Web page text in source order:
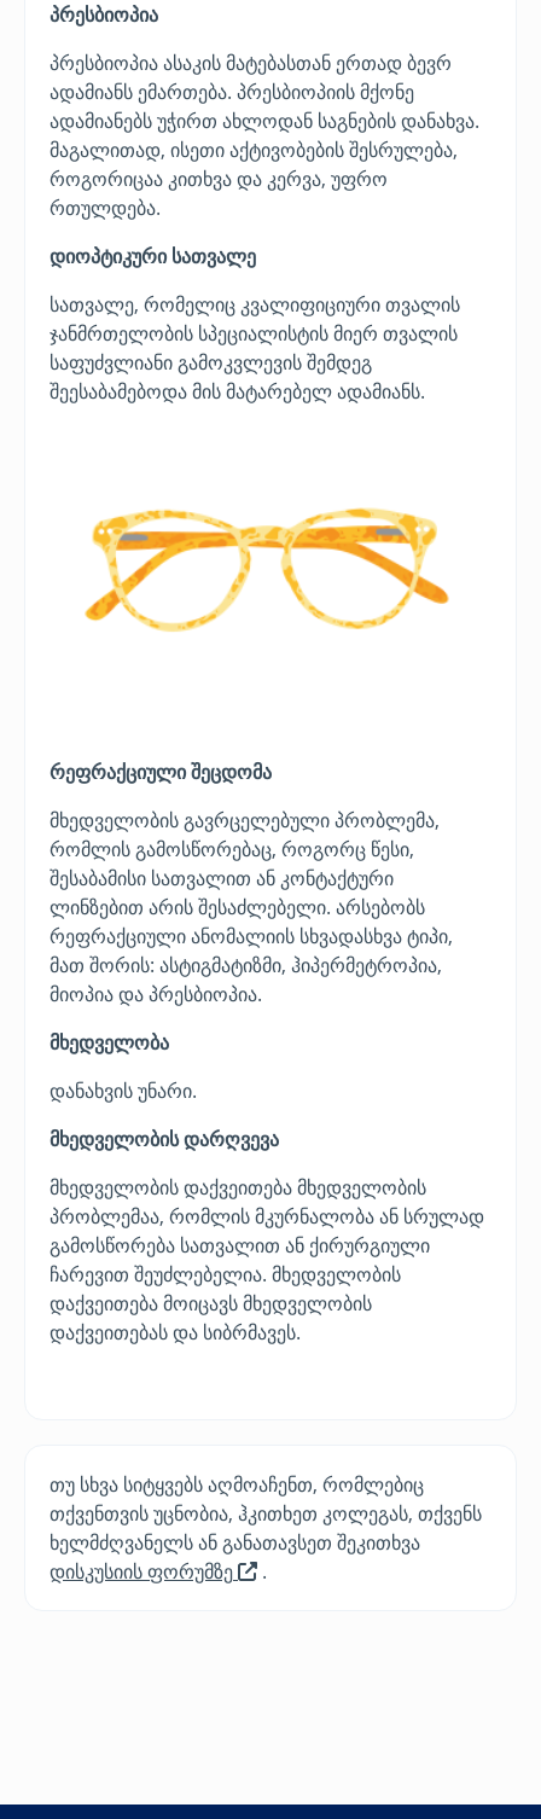
პრესბიოპია
პრესბიოპია ასაკის მატებასთან ერთად ბევრ
ადამიანს ემართება. პრესბიოპიის მქონე
ადამიანებს უჭირთ ახლოდან საგნების დანახვა.
მაგალითად, ისეთი აქტივობების შესრულება,
როგორიცაა კითხვა და კერვა, უფრო
რთულდება.
დიოპტიკური სათვალე
სათვალე, რომელიც კვალიფიციური თვალის
ჯანმრთელობის სპეციალისტის მიერ თვალის
საფუძვლიანი გამოკვლევის შემდეგ
შეესაბამებოდა მის მატარებელ ადამიანს.
რეფრაქციული შეცდომა
მხედველობის გავრცელებული პრობლემა,
რომლის გამოსწორებაც, როგორც წესი,
შესაბამისი სათვალით ან კონტაქტური
ლინზებით არის შესაძლებელი. არსებობს
რეფრაქციული ანომალიის სხვადასხვა ტიპი,
მათ შორის: ასტიგმატიზმი, ჰიპერმეტროპია,
მიოპია და პრესბიოპია.
მხედველობა
დანახვის უნარი.
მხედველობის დარღვევა
მხედველობის დაქვეითება მხედველობის
პრობლემაა, რომლის მკურნალობა ან სრულად
გამოსწორება სათვალით ან ქირურგიული
ჩარევით შეუძლებელია. მხედველობის
დაქვეითება მოიცავს მხედველობის
დაქვეითებას და სიბრმავეს.
თუ სხვა სიტყვებს აღმოაჩენთ, რომლებიც
თქვენთვის უცნობია, ჰკითხეთ კოლეგას, თქვენს
ხელმძღვანელს ან განათავსეთ შეკითხვა
დისკუსიის ფორუმზე
იხსნება
.